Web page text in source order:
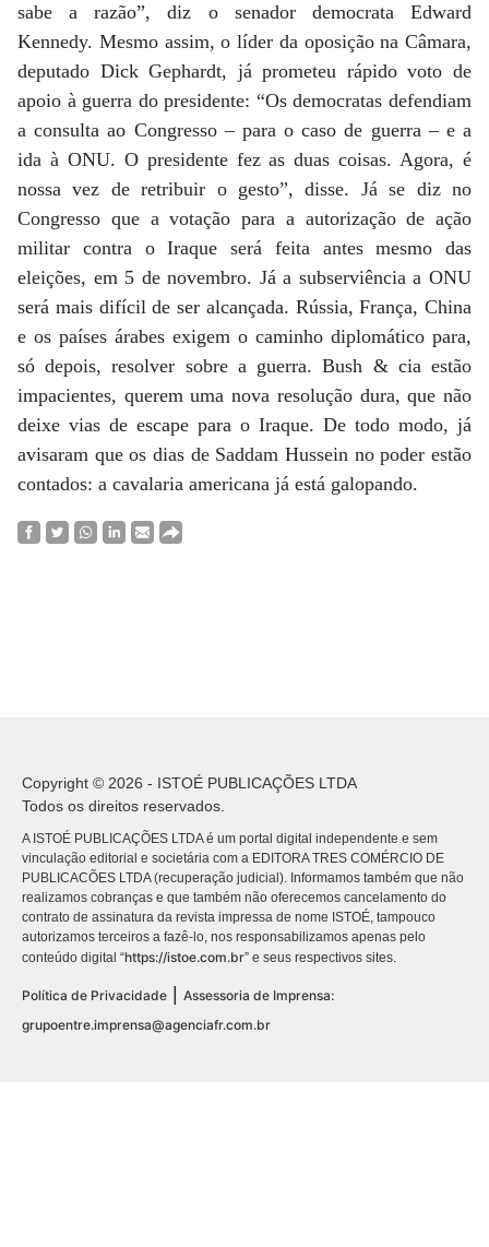
sabe a razão”, diz o senador democrata Edward
Kennedy. Mesmo assim, o líder da oposição na Câmara,
deputado Dick Gephardt, já prometeu rápido voto de
apoio à guerra do presidente: “Os democratas defendiam
a consulta ao Congresso – para o caso de guerra – e a
ida à ONU. O presidente fez as duas coisas. Agora, é
nossa vez de retribuir o gesto”, disse. Já se diz no
Congresso que a votação para a autorização de ação
militar contra o Iraque será feita antes mesmo das
eleições, em 5 de novembro. Já a subserviência a ONU
será mais difícil de ser alcançada. Rússia, França, China
e os países árabes exigem o caminho diplomático para,
só depois, resolver sobre a guerra. Bush & cia estão
impacientes, querem uma nova resolução dura, que não
deixe vias de escape para o Iraque. De todo modo, já
avisaram que os dias de Saddam Hussein no poder estão
contados: a cavalaria americana já está galopando.
Copyright © 2026 - ISTOÉ PUBLICAÇÕES LTDA
Todos os direitos reservados.
A ISTOÉ PUBLICAÇÕES LTDA é um portal digital independente e sem
vinculação editorial e societária com a EDITORA TRES COMÉRCIO DE
PUBLICACÕES LTDA (recuperação judicial). Informamos também que não
realizamos cobranças e que também não oferecemos cancelamento do
contrato de assinatura da revista impressa de nome ISTOÉ, tampouco
autorizamos terceiros a fazê-lo, nos responsabilizamos apenas pelo
conteúdo digital “https://istoe.com.br” e seus respectivos sites.
Política de Privacidade
Assessoria de Imprensa:
grupoentre.imprensa@agenciafr.com.br